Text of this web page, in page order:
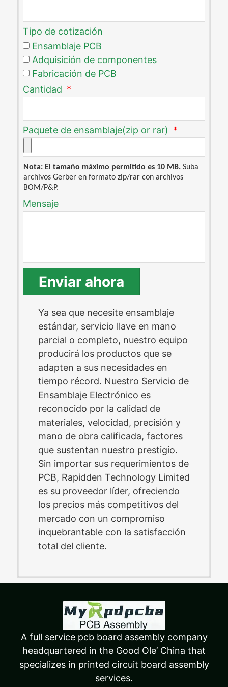
Tipo de cotización
Ensamblaje PCB
Adquisición de componentes
Fabricación de PCB
Cantidad
Paquete de ensamblaje(zip or rar)
Nota: El tamaño máximo permitido es 10 MB. Suba
archivos Gerber en formato zip/rar con archivos
BOM/P&P.
Mensaje
Enviar ahora
Ya sea que necesite ensamblaje
estándar, servicio llave en mano
parcial o completo, nuestro equipo
producirá los productos que se
adapten a sus necesidades en
tiempo récord. Nuestro Servicio de
Ensamblaje Electrónico es
reconocido por la calidad de
materiales, velocidad, precisión y
mano de obra calificada, factores
que sustentan nuestro prestigio.
Sin importar sus requerimientos de
PCB, Rapidden Technology Limited
es su proveedor líder, ofreciendo
los precios más competitivos del
mercado con un compromiso
inquebrantable con la satisfacción
total del cliente.
A full service pcb board assembly company
headquartered in the Good Ole’ China that
specializes in printed circuit board assembly
services.